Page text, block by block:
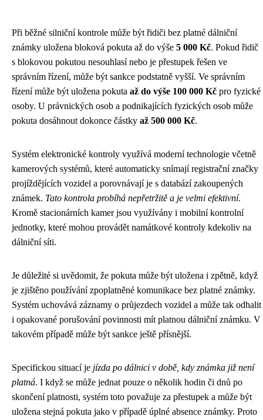
Při běžné silniční kontrole může být řidiči bez platné dálniční
známky uložena bloková pokuta až do výše 5 000 Kč. Pokud řidič
s blokovou pokutou nesouhlasí nebo je přestupek řešen ve
správním řízení, může být sankce podstatně vyšší. Ve správním
řízení může být uložena pokuta až do výše 100 000 Kč pro fyzické
osoby. U právnických osob a podnikajících fyzických osob může
pokuta dosáhnout dokonce částky až 500 000 Kč.
Systém elektronické kontroly využívá moderní technologie včetně
kamerových systémů, které automaticky snímají registrační značky
projíždějících vozidel a porovnávají je s databází zakoupených
známek. Tato kontrola probíhá nepřetržitě a je velmi efektivní.
Kromě stacionárních kamer jsou využívány i mobilní kontrolní
jednotky, které mohou provádět namátkové kontroly kdekoliv na
dálniční síti.
Je důležité si uvědomit, že pokuta může být uložena i zpětně, když
je zjištěno používání zpoplatněné komunikace bez platné známky.
Systém uchovává záznamy o průjezdech vozidel a může tak odhalit
i opakované porušování povinnosti mít platnou dálniční známku. V
takovém případě může být sankce ještě přísnější.
Specifickou situací je jízda po dálnici v době, kdy známka již není
platná. I když se může jednat pouze o několik hodin či dnů po
skončení platnosti, systém toto považuje za přestupek a může být
uložena stejná pokuta jako v případě úplné absence známky. Proto